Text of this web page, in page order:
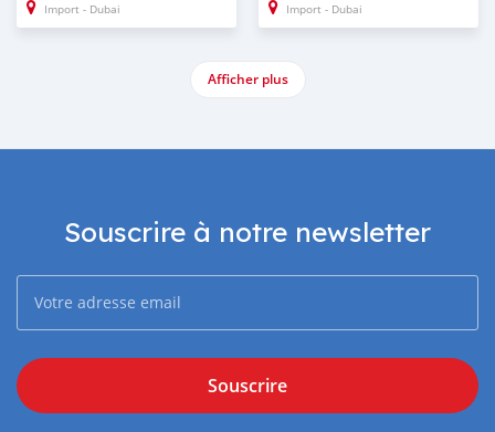
Import - Dubai Import - Dubai
Afficher plus
Souscrire à notre newsletter
Souscrire